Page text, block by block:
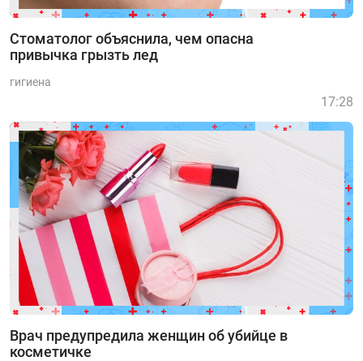
Стоматолог объяснила, чем опасна
привычка грызть лед
гигиена
Врач предупредила женщин об убийце в
косметичке
17:28